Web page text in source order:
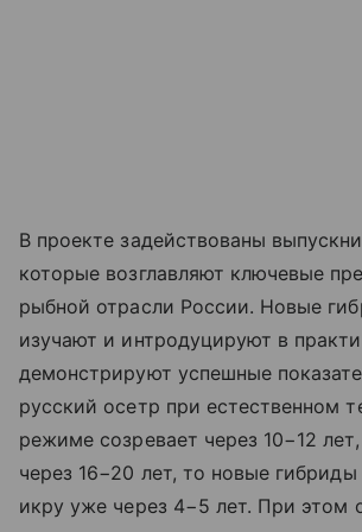
В проекте задействованы
которые возглавляют ключевые
рыбной отрасли России. Новые
изучают и интродуцируют в
демонстрируют успешные
русский осетр при естественном
режиме созревает через 10−12
через 16−20 лет, то новые гибриды
икру уже через 4−5 лет. При этом